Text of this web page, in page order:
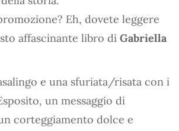
Eh, dovete leggere
affascinante libro di Gabriella
e una sfuriata/risata con i
un messaggio di
corteggiamento dolce e